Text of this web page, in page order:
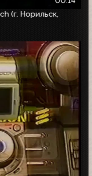
(г. Норильск,